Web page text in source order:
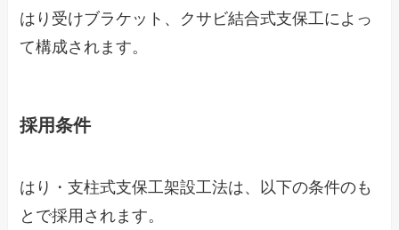
はり受けブラケット、クサビ結合式支保工によっ
て構成されます。
採用条件
はり・支柱式支保工架設工法は、以下の条件のも
とで採用されます。